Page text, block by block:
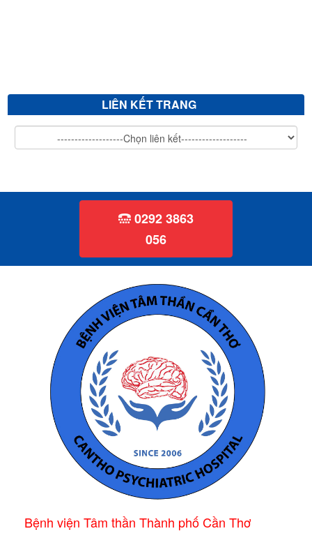
LIÊN KẾT TRANG
0292 3863
056
Bệnh viện Tâm thần Thành phố Cần Thơ